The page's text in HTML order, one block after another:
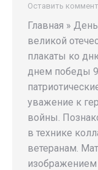
Оставить
Главная »
великой
плакаты ко
днем победы
уважение к
войны.
в технике
ветеранам.